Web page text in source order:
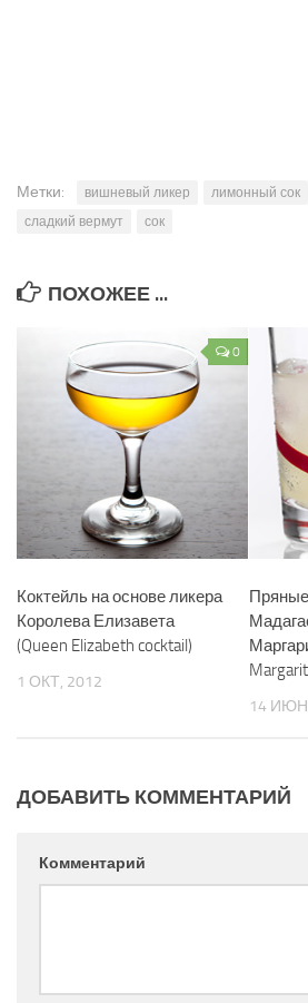
Метки: вишневый ликер лимонный сок
сладкий вермут
сок
ПОХОЖЕЕ ...
0
Коктейль на основе ликера
Королева Елизавета
(Queen Elizabeth cocktail)
1 ОКТ, 2012
14
ДОБАВИТЬ КОММЕНТАРИЙ
Комментарий